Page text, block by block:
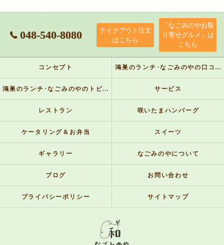
048-540-8080
テイクアウト注文
はこちら
「なごみのやお取
り寄せグルメ」は
こちら
コンセプト 鴻巣のランチ･なごみのやの口コミ情報
鴻巣のランチ･なごみのやのトピックス サービス
レストラン 咲いたまハンバーグ
ケータリング＆お弁当 スイーツ
ギャラリー なごみのやについて
ブログ お問い合わせ
プライバシーポリシー サイトマップ